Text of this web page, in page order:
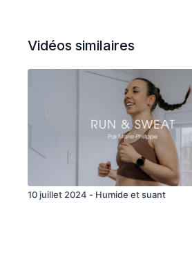
Vidéos similaires
10 juillet 2024 - Humide et suant